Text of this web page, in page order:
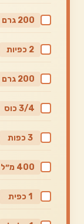
200 גרם
2 כפיות
200 גרם
3/4 כוס
3 כפות
400 מ״ל
1 כפית